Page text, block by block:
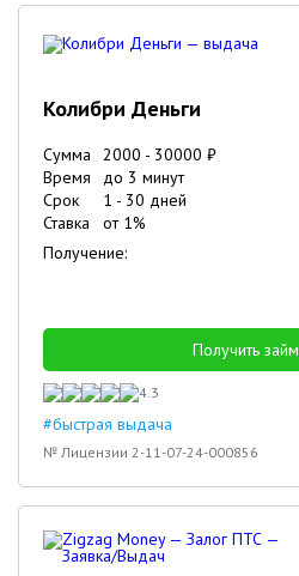
Колибри Деньги
Сумма 2000 - 30000 ₽
Время
до 3 минут
Срок
1 - 30 дней
Ставка
от 1%
Получение:
Получить займ
4.3
#быстрая выдача
№ Лицензии 2-11-07-24-000856